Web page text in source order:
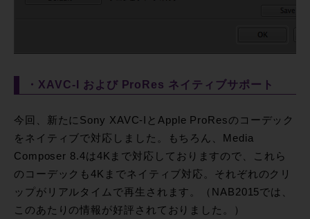
・XAVC-I および ProRes ネイティブサポート
今回、新たにSony XAVC-IとApple ProResのコーデック
をネイティブで対応しました。もちろん、Media
Composer 8.4は4Kまで対応しておりますので、これら
のコーデックも4Kまでネイティブ対応。それぞれのクリ
ップがリアルタイムで再生されます。（NAB2015では、
このあたりの情報が好評されておりました。）